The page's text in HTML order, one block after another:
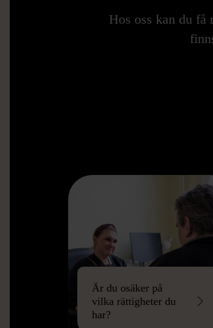
Hos oss kan du
Är du osäker på
vilka rättigheter du
har?